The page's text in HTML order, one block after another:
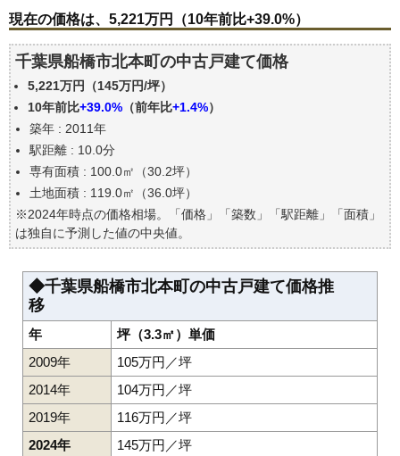
駅からの徒歩距離で価格はどうなる？
築年数で価格はどうなる？
千葉県船橋市北本町の中古戸建ての過去の売買事例
公示地価はいくら
エリアの将来性を人口予想から検討しよう
自分の年収でいくらの不動産が買える？
現在の価格は、5,221万円（10年前比+39.0%）
千葉県船橋市北本町の中古戸建て価格
5,221万円（145万円/坪）
10年前比+39.0% （前年比+1.4%）
築年 : 2011年
駅距離 : 10.0分
専有面積 : 100.0㎡（30.2坪）
土地面積 : 119.0㎡（36.0坪）
※2024年時点の価格相場。「価格」「築数」「駅距離」「面積」
は独自に予測した値の中央値。
◆千葉県船橋市北本町の中古戸建て価格推
移
年
坪（3.3㎡）単価
2009年
105万円／坪
2014年
104万円／坪
2019年
116万円／坪
2024年
145万円／坪